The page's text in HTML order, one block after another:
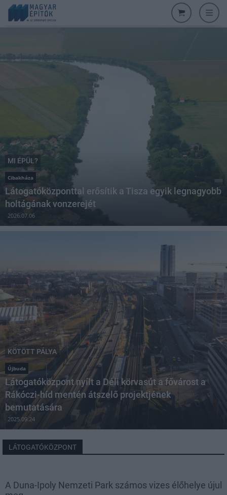
MI ÉPÜL?
Cibakháza
Látogatóközponttal erősítik a Tisza egyik legnagyobb
holtágának vonzerejét
2026.07.06
KÖTÖTT PÁLYA
Újbuda
Látogatóközpont nyílt a Déli körvasút a fővárost a
Rákóczi-híd mentén átszelő projektjének
bemutatására
2025.09.24
LÁTOGATÓKÖZPONT
A Duna-Ipoly Nemzeti Park számos vizes élőhelye újul